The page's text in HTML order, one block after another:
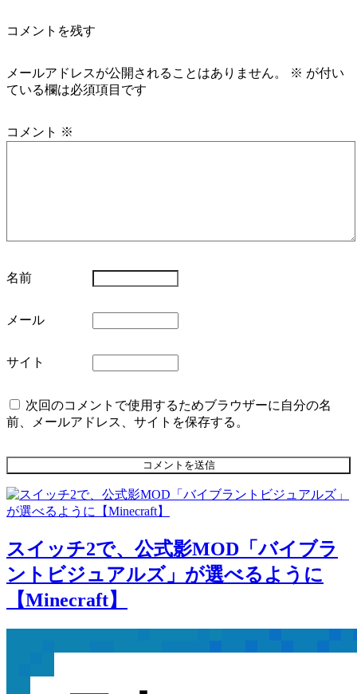
コメントを残す
メールアドレスが公開されることはありません。 ※ が付い
ている欄は必須項目です
コメント ※
名前
メール
サイト
次回のコメントで使用するためブラウザーに自分の名
前、メールアドレス、サイトを保存する。
スイッチ2で、公式影MOD「バイブラ
ントビジュアルズ」が選べるように
【Minecraft】